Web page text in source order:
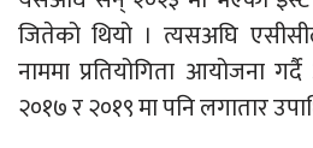
जितेको थियो । त्यसअघि
नाममा प्रतियोगिता आयोजना
२०१७ र २०१९ मा पनि लगातार